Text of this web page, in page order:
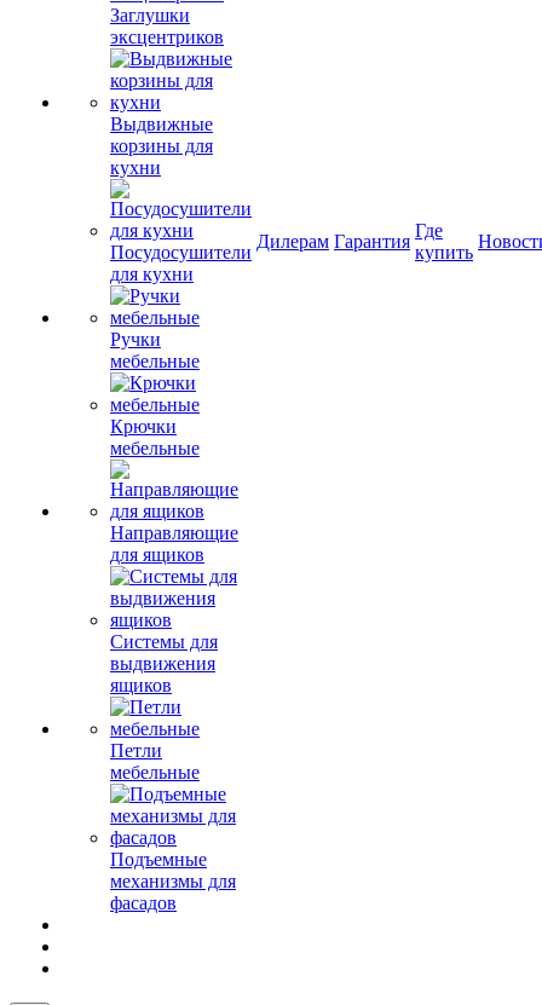
Заглушки
эксцентриков
Выдвижные
корзины для
кухни
Посудосушители
для кухни
Ручки
мебельные
Крючки
мебельные
Направляющие
для ящиков
Системы для
выдвижения
ящиков
Петли
мебельные
Подъемные
механизмы для
фасадов
Дилерам Гарантия
Где
купить